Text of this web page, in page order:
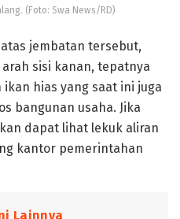
(Foto: Swa News/RD)
jembatan tersebut,
sisi kanan, tepatnya
hias yang saat ini juga
bangunan usaha. Jika
dapat lihat lekuk aliran
kantor pemerintahan
Lainnya